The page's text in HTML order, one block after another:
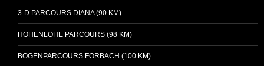
3-D PARCOURS DIANA (90 KM)
HOHENLOHE PARCOURS (98 KM)
BOGENPARCOURS FORBACH (100 KM)